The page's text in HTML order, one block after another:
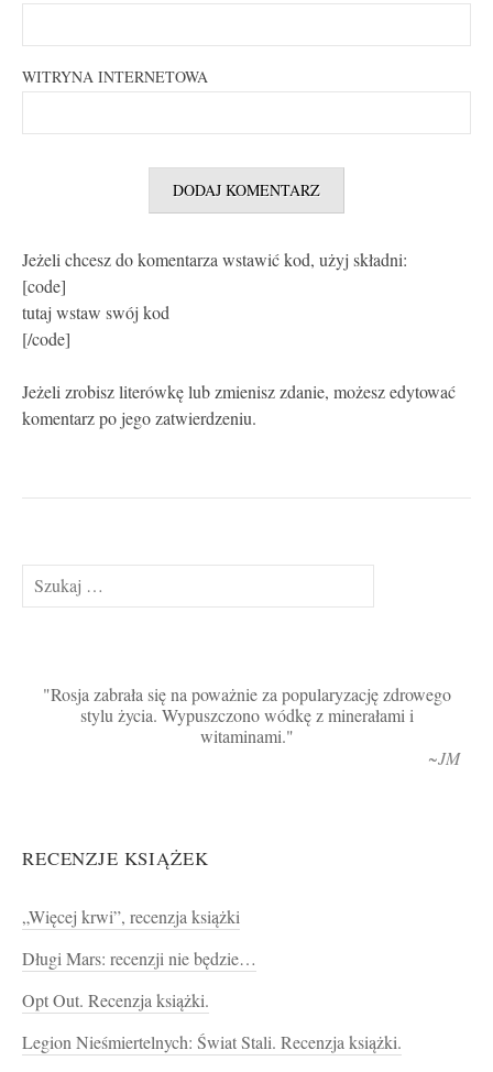
WITRYNA INTERNETOWA
Jeżeli chcesz do komentarza wstawić kod, użyj składni:
[code]
tutaj wstaw swój kod
[/code]
Jeżeli zrobisz literówkę lub zmienisz zdanie, możesz edytować
komentarz po jego zatwierdzeniu.
Szukaj:
Rosja zabrała się na poważnie za popularyzację zdrowego
stylu życia. Wypuszczono wódkę z minerałami i
witaminami.
~JM
RECENZJE KSIĄŻEK
„Więcej krwi”, recenzja książki
Długi Mars: recenzji nie będzie…
Opt Out. Recenzja książki.
Legion Nieśmiertelnych: Świat Stali. Recenzja książki.